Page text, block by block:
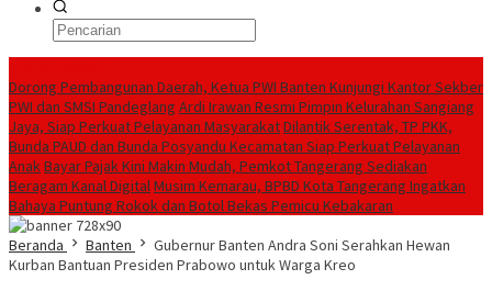
Dorong Pembangunan Daerah, Ketua PWI Banten Kunjungi Kantor Sekber
PWI dan SMSI Pandeglang Ardi Irawan Resmi Pimpin Kelurahan Sangiang
Jaya, Siap Perkuat Pelayanan MasyarakatDilantik Serentak, TP PKK,
Bunda PAUD dan Bunda Posyandu Kecamatan Siap Perkuat Pelayanan
AnakBayar Pajak Kini Makin Mudah, Pemkot Tangerang Sediakan
Beragam Kanal DigitalMusim Kemarau, BPBD Kota Tangerang Ingatkan
Bahaya Puntung Rokok dan Botol Bekas Pemicu Kebakaran
Beranda
Banten
Gubernur Banten Andra Soni Serahkan Hewan
Kurban Bantuan Presiden Prabowo untuk Warga Kreo